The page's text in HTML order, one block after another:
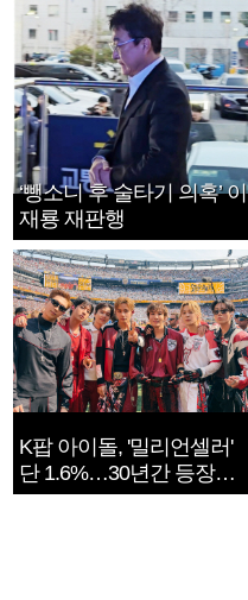
‘뺑소니 후 술타기 의혹’ 이
재룡 재판행
K팝 아이돌, '밀리언셀러'
단 1.6%…30년간 등장
1182개팀 전수조사